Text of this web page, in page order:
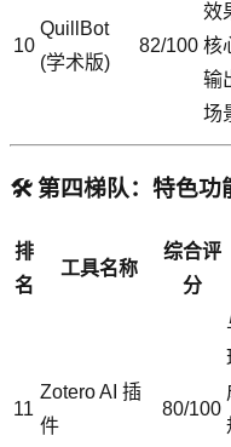
10
QuillBot
(学术版)
82/100
效
核
输
场
🛠️ 第四梯队：特色
排
名
工具名称
综合评
分
11
Zotero AI 插
件
80/100